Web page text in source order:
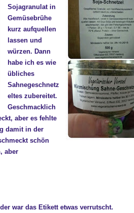
Sojagranulat in
Gemüsebrühe
kurz aufquellen
lassen und
würzen. Dann
habe ich es wie
übliches
Sahnegeschnetz
eltes zubereitet.
Geschmacklich
aber es fehlte
damit in der
schön
aber
war das Etikett etwas verrutscht.